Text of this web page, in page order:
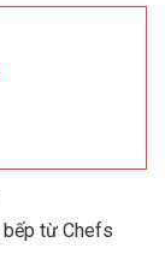
bếp từ Chefs